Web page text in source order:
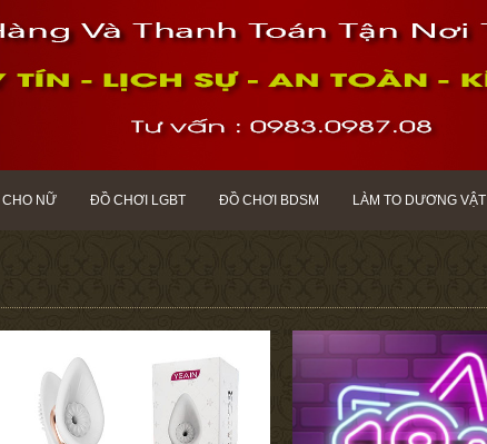
NỮ ĐỒ CHƠI LGBT ĐỒ CHƠI BDSM LÀM TO DƯƠNG VẬT